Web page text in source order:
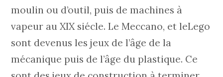
moulin ou d’outil, puis de machines à
vapeur au XIX siécle. Le Meccano, et leLego
sont devenus les jeux de l’âge de la
mécanique puis de l’âge du plastique. Ce